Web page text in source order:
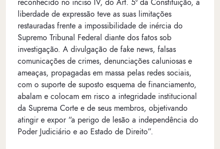
reconhecido no inciso IV, do Art. 5º da Constituição, a
liberdade de expressão teve as suas limitações
restauradas frente a impossibilidade de inércia do
Supremo Tribunal Federal diante dos fatos sob
investigação. A divulgação de fake news, falsas
comunicações de crimes, denunciações caluniosas e
ameaças, propagadas em massa pelas redes sociais,
com o suporte de suposto esquema de financiamento,
abalam e colocam em risco a integridade institucional
da Suprema Corte e de seus membros, objetivando
atingir e expor “a perigo de lesão a independência do
Poder Judiciário e ao Estado de Direito”.